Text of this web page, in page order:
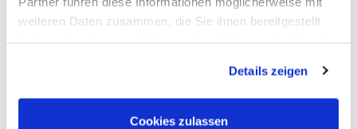
weiteren Daten zusammen, die Sie ihnen bereitgestellt
Details zeigen
Cookies zulassen
Am
0
Datenschutz
Widerruf
ISO9001:2015-